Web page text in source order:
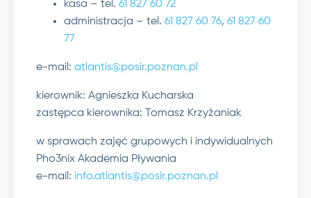
kasa – tel. 61 827 60 72
administracja – tel. 61 827 60 76, 61 827 60
77
e-mail: atlantis@posir.poznan.pl
kierownik: Agnieszka Kucharska
zastępca kierownika: Tomasz Krzyżaniak
w sprawach zajęć grupowych i indywidualnych
Pho3nix Akademia Pływania
e-mail: info.atlantis@posir.poznan.pl